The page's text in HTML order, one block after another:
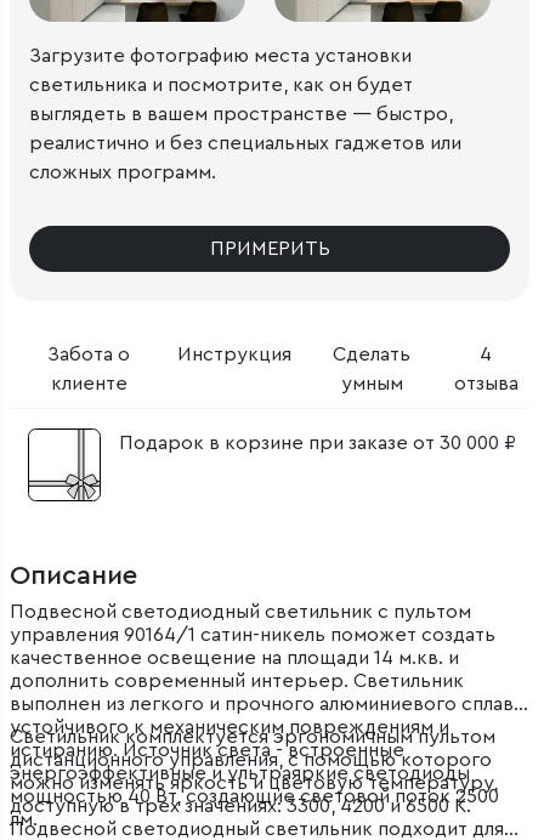
Забота о
клиенте
Инструкция
Сделать
умным
4
отзыва
Подарок в корзине при заказе от 30 000 ₽
Загрузите фотографию места установки
светильника и посмотрите, как он будет
выглядеть в вашем пространстве — быстро,
реалистично и без специальных гаджетов или
сложных программ.
ПРИМЕРИТЬ
Описание
Подвесной светодиодный светильник с пультом
управления 90164/1 сатин-никель поможет создать
качественное освещение на площади 14 м.кв. и
дополнить современный интерьер. Светильник
выполнен из легкого и прочного алюминиевого сплава,
устойчивого к механическим повреждениям и
истиранию. Источник света - встроенные
энергоэффективные и ультраяркие светодиоды
мощностью 40 Вт, создающие световой поток 2500
лм.
Светильник комплектуется эргономичным пультом
дистанционного управления, с помощью которого
можно изменять яркость и цветовую температуру,
доступную в трех значениях: 3300, 4200 и 6500 К.
Подвесной светодиодный светильник подходит для